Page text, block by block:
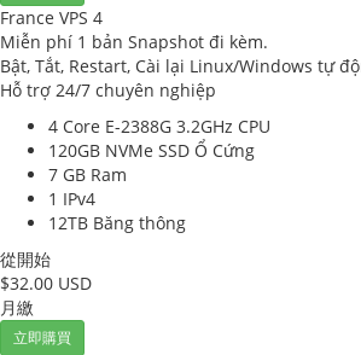
France VPS 4
Miễn phí 1 bản Snapshot đi kèm.
Bật, Tắt, Restart, Cài lại Linux/Windows tự
Hỗ trợ 24/7 chuyên nghiệp
4 Core E-2388G 3.2GHz CPU
120GB NVMe SSD Ổ Cứng
7 GB Ram
1 IPv4
12TB Băng thông
從開始
$32.00 USD
月繳
立即購買